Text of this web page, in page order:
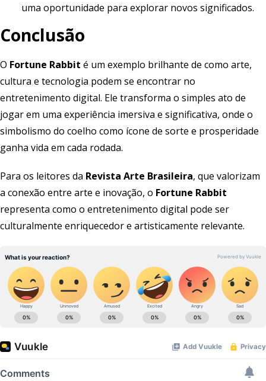
uma oportunidade para explorar novos significados.
Conclusão
O Fortune Rabbit é um exemplo brilhante de como arte,
cultura e tecnologia podem se encontrar no
entretenimento digital. Ele transforma o simples ato de
jogar em uma experiência imersiva e significativa, onde o
simbolismo do coelho como ícone de sorte e prosperidade
ganha vida em cada rodada.
Para os leitores da Revista Arte Brasileira, que valorizam
a conexão entre arte e inovação, o Fortune Rabbit
representa como o entretenimento digital pode ser
culturalmente enriquecedor e artisticamente relevante.